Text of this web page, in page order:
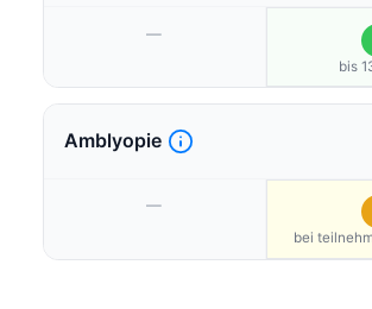
—
bis
Amblyopie
—
bei